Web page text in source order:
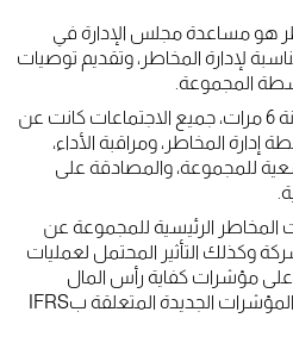
هو مساعدة مجلس الإدارة في
لإدارة المخاطر، وتقديم توصيات
المجموعة.
خلال عام 2023، اجتمعت اللجنة 6 مرات، جميع الاجتماعات كانت عن
المخاطر، ومراقبة الأداء،
للمجموعة، والمصادقة على
المخاطر الرئيسية للمجموعة عن
وكذلك التأثير المحتمل لعمليات
مؤشرات كفاية رأس المال
ومعدلات السيولة، بما فيها المؤشرات الجديدة المتعلقة بIFRS